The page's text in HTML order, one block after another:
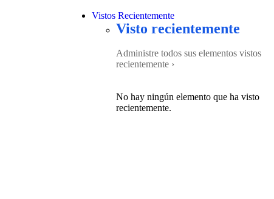
Vistos Recientemente
Visto recientemente
Administre todos sus elementos vistos
recientemente ›
No hay ningún elemento que ha visto
recientemente.